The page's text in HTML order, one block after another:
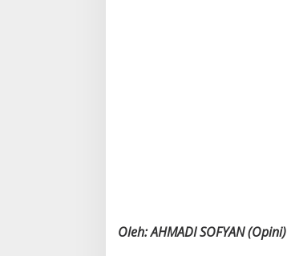
Oleh: AHMADI SOFYAN (Opini)